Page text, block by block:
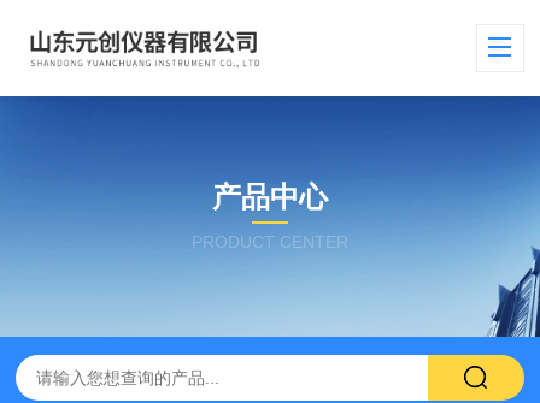
产品中心
PRODUCT CENTER